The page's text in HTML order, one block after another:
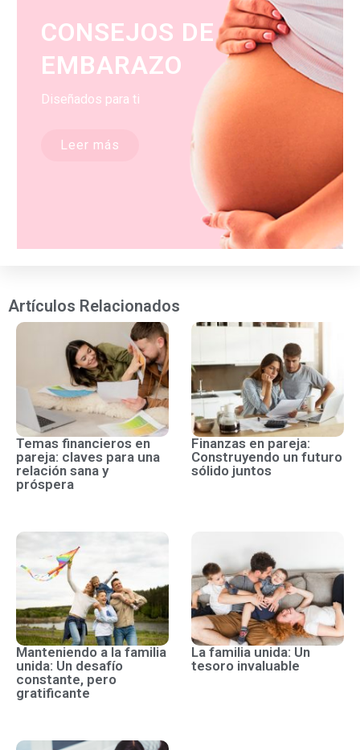
CONSEJOS DE
EMBARAZO
Diseñados para ti
Leer más
Artículos Relacionados
Temas financieros en
pareja: claves para una
relación sana y
próspera
Finanzas en pareja:
Construyendo un futuro
sólido juntos
Manteniendo a la familia
unida: Un desafío
constante, pero
gratificante
La familia unida: Un
tesoro invaluable